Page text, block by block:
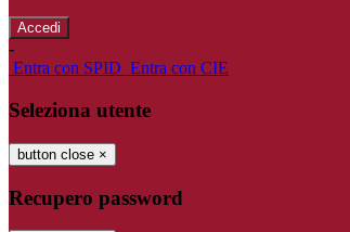
-
Entra con SPID Entra con CIE
Seleziona utente
button close ×
Recupero password